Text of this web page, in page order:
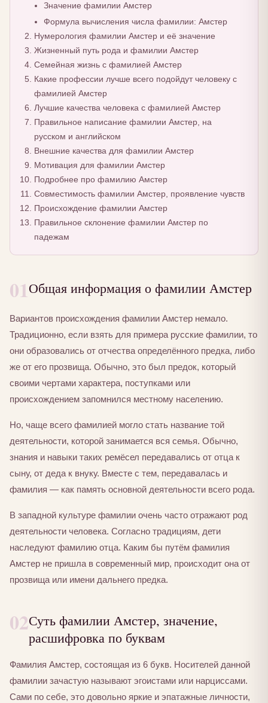
Значение фамилии Амстер
Формула вычисления числа фамилии: Амстер
Нумерология фамилии Амстер и её значение
Жизненный путь рода и фамилии Амстер
Семейная жизнь с фамилией Амстер
Какие профессии лучше всего подойдут человеку с
фамилией Амстер
Лучшие качества человека с фамилией Амстер
Правильное написание фамилии Амстер, на
русском и английском
Внешние качества для фамилии Амстер
Мотивация для фамилии Амстер
Подробнее про фамилию Амстер
Совместимость фамилии Амстер, проявление чувств
Происхождение фамилии Амстер
Правильное склонение фамилии Амстер по
падежам
01Общая информация о фамилии Амстер
Вариантов происхождения фамилии Амстер немало.
Традиционно, если взять для примера русские фамилии, то
они образовались от отчества определённого предка, либо
же от его прозвища. Обычно, это был предок, который
своими чертами характера, поступками или
происхождением запомнился местному населению.
Но, чаще всего фамилией могло стать название той
деятельности, которой занимается вся семья. Обычно,
знания и навыки таких ремёсел передавались от отца к
сыну, от деда к внуку. Вместе с тем, передавалась и
фамилия — как память основной деятельности всего рода.
В западной культуре фамилии очень часто отражают род
деятельности человека. Согласно традициям, дети
наследуют фамилию отца. Каким бы путём фамилия
Амстер не пришла в современный мир, происходит она от
прозвища или имени дальнего предка.
02Суть фамилии Амстер, значение,
расшифровка по буквам
Фамилия Амстер, состоящая из 6 букв. Носителей данной
фамилии зачастую называют эгоистами или нарциссами.
Сами по себе, это довольно яркие и эпатажные личности,